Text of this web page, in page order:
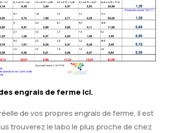
engrais de ferme ici.
de vos propres engrais de ferme, il est
trouverez le labo le plus proche de chez